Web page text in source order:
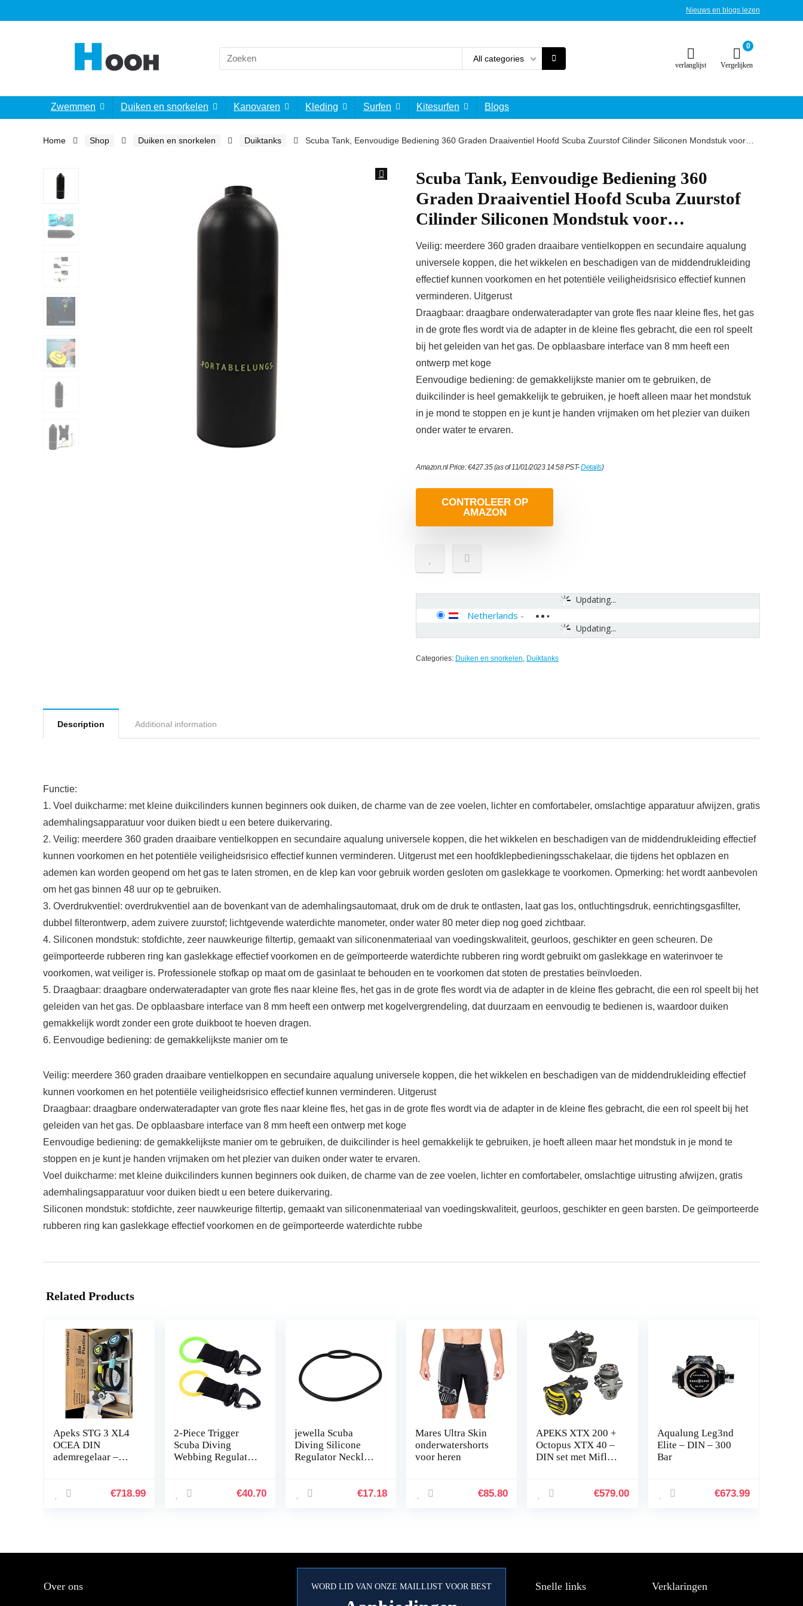
Nieuws en blogs lezen
Search
for:
All categories
verlanglijst
0
Vergelijken
Zwemmen Duiken en snorkelen Kanovaren Kleding Surfen Kitesurfen Blogs
Home Shop Duiken en snorkelen Duiktanks Scuba Tank, Eenvoudige Bediening 360 Graden Draaiventiel Hoofd Scuba Zuurstof Cilinder Siliconen Mondstuk voor…
Scuba Tank, Eenvoudige Bediening 360
Graden Draaiventiel Hoofd Scuba Zuurstof
Cilinder Siliconen Mondstuk voor…
Veilig: meerdere 360 ​​graden draaibare ventielkoppen en secundaire aqualung
universele koppen, die het wikkelen en beschadigen van de middendrukleiding
effectief kunnen voorkomen en het potentiële veiligheidsrisico effectief kunnen
verminderen. Uitgerust
Draagbaar: draagbare onderwateradapter van grote fles naar kleine fles, het gas
in de grote fles wordt via de adapter in de kleine fles gebracht, die een rol speelt
bij het geleiden van het gas. De opblaasbare interface van 8 mm heeft een
ontwerp met koge
Eenvoudige bediening: de gemakkelijkste manier om te gebruiken, de
duikcilinder is heel gemakkelijk te gebruiken, je hoeft alleen maar het mondstuk
in je mond te stoppen en je kunt je handen vrijmaken om het plezier van duiken
onder water te ervaren.
Amazon.nl Price:€427.35(as of 11/01/2023 14:58 PST-Details)
CONTROLEER OP
AMAZON
Updating...
Updating...
Netherlands -
Categories: Duiken en snorkelen, Duiktanks
Description Additional information
Functie:
1. Voel duikcharme: met kleine duikcilinders kunnen beginners ook duiken, de charme van de zee voelen, lichter en comfortabeler, omslachtige apparatuur afwijzen, gratis
ademhalingsapparatuur voor duiken biedt u een betere duikervaring.
2. Veilig: meerdere 360 ​​graden draaibare ventielkoppen en secundaire aqualung universele koppen, die het wikkelen en beschadigen van de middendrukleiding effectief
kunnen voorkomen en het potentiële veiligheidsrisico effectief kunnen verminderen. Uitgerust met een hoofdklepbedieningsschakelaar, die tijdens het opblazen en
ademen kan worden geopend om het gas te laten stromen, en de klep kan voor gebruik worden gesloten om gaslekkage te voorkomen. Opmerking: het wordt aanbevolen
om het gas binnen 48 uur op te gebruiken.
3. Overdrukventiel: overdrukventiel aan de bovenkant van de ademhalingsautomaat, druk om de druk te ontlasten, laat gas los, ontluchtingsdruk, eenrichtingsgasfilter,
dubbel filterontwerp, adem zuivere zuurstof; lichtgevende waterdichte manometer, onder water 80 meter diep nog goed zichtbaar.
4. Siliconen mondstuk: stofdichte, zeer nauwkeurige filtertip, gemaakt van siliconenmateriaal van voedingskwaliteit, geurloos, geschikter en geen scheuren. De
geïmporteerde rubberen ring kan gaslekkage effectief voorkomen en de geïmporteerde waterdichte rubberen ring wordt gebruikt om gaslekkage en waterinvoer te
voorkomen, wat veiliger is. Professionele stofkap op maat om de gasinlaat te behouden en te voorkomen dat stoten de prestaties beïnvloeden.
5. Draagbaar: draagbare onderwateradapter van grote fles naar kleine fles, het gas in de grote fles wordt via de adapter in de kleine fles gebracht, die een rol speelt bij het
geleiden van het gas. De opblaasbare interface van 8 mm heeft een ontwerp met kogelvergrendeling, dat duurzaam en eenvoudig te bedienen is, waardoor duiken
gemakkelijk wordt zonder een grote duikboot te hoeven dragen.
6. Eenvoudige bediening: de gemakkelijkste manier om te
Veilig: meerdere 360 ​​graden draaibare ventielkoppen en secundaire aqualung universele koppen, die het wikkelen en beschadigen van de middendrukleiding effectief
kunnen voorkomen en het potentiële veiligheidsrisico effectief kunnen verminderen. Uitgerust
Draagbaar: draagbare onderwateradapter van grote fles naar kleine fles, het gas in de grote fles wordt via de adapter in de kleine fles gebracht, die een rol speelt bij het
geleiden van het gas. De opblaasbare interface van 8 mm heeft een ontwerp met koge
Eenvoudige bediening: de gemakkelijkste manier om te gebruiken, de duikcilinder is heel gemakkelijk te gebruiken, je hoeft alleen maar het mondstuk in je mond te
stoppen en je kunt je handen vrijmaken om het plezier van duiken onder water te ervaren.
Voel duikcharme: met kleine duikcilinders kunnen beginners ook duiken, de charme van de zee voelen, lichter en comfortabeler, omslachtige uitrusting afwijzen, gratis
ademhalingsapparatuur voor duiken biedt u een betere duikervaring.
Siliconen mondstuk: stofdichte, zeer nauwkeurige filtertip, gemaakt van siliconenmateriaal van voedingskwaliteit, geurloos, geschikter en geen barsten. De geïmporteerde
rubberen ring kan gaslekkage effectief voorkomen en de geïmporteerde waterdichte rubbe
Related Products
Apeks STG 3 XL4
OCEA DIN
ademregelaar –
€718.99
2-Piece Trigger
Scuba Diving
Webbing Regulator
Retainer Good
€40.70
jewella Scuba
Diving Silicone
Regulator Necklace
Regulator Necklace
€17.18
Mares Ultra Skin
onderwatershorts
voor heren
€85.80
APEKS XTX 200 +
Octopus XTX 40 –
DIN set met Miflex
€579.00
Aqualung Leg3nd
Elite – DIN – 300
Bar
€673.99
Over ons WORD LID VAN ONZE MAILLIJST VOOR BEST Snelle links Verklaringen